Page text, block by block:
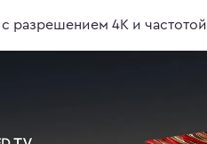
разрешением 4K и